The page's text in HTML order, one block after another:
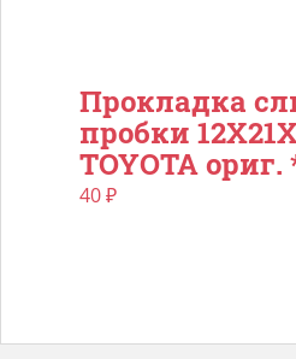
Прокладка
пробки
TOYOTA
40₽